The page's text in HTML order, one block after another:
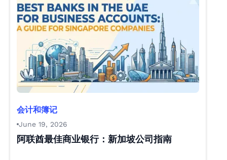
会计和簿记
June 19, 2026
阿联酋最佳商业银行：新加坡公司指南